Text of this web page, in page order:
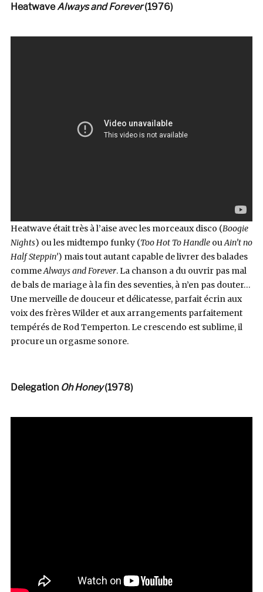
HeatwaveAlways and Forever(1976)
Heatwave était très à l’aise avec les morceaux disco (Boogie
Nights) ou les midtempo funky (Too Hot To Handle ouAin’t no
Half Steppin’) mais tout autant capable de livrer des balades
commeAlways and Forever. La chanson a du ouvrir pas mal
de bals de mariage à la fin des seventies, à n’en pas douter…
Une merveille de douceur et délicatesse, parfait écrin aux
voix des frères Wilder et aux arrangements parfaitement
tempérés de Rod Temperton. Le crescendo est sublime, il
procure un orgasme sonore.
Delegation Oh Honey(1978)